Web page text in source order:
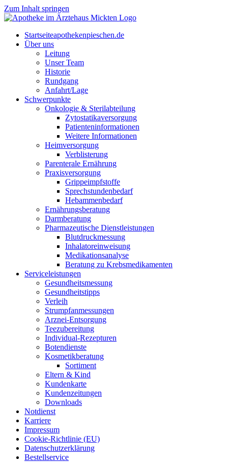
Zum Inhalt springen
Start­sei­teapothekenpieschen.de
Über uns
Lei­tung
Unser Team
His­to­rie
Rund­gang
Anfahrt/Lage
Schwer­punk­te
Onkologie & Sterilabteilung
Zyto­sta­ti­ka­ver­sor­gung
Pati­en­ten­in­for­ma­tio­nen
Wei­te­re Informationen
Heim­ver­sor­gung
Ver­blis­te­rung
Par­en­te­r­ale Ernährung
Pra­xis­ver­sor­gung
Grip­pe­impf­stof­fe
Sprech­stun­den­be­darf
Heb­am­men­be­darf
Ernäh­rungs­be­ra­tung
Darm­be­ra­tung
Phar­ma­zeu­ti­sche Dienstleistungen
Blut­druck­mes­sung
Inha­la­tor­ein­wei­sung
Medi­ka­ti­ons­ana­ly­se
Bera­tung zu Krebsmedikamenten
Ser­vice­leis­tun­gen
Gesund­heits­mes­sung
Gesund­heits­tipps
Ver­leih
Strumpfan­mes­sun­gen
Arz­n­ei-Ent­­sor­­gung
Tee­zu­be­rei­tung
Indi­­vi­­du­al-Rezep­­tu­­ren
Boten­diens­te
Kos­me­tik­be­ra­tung
Sor­ti­ment
Eltern & Kind
Kun­den­kar­te
Kun­den­zei­tun­gen
Down­loads
Not­dienst
Kar­rie­re
Impres­sum
Coo­kie-Rich­t­­li­­nie (EU)
Datenschutz­erklärung
Bestell­ser­vice